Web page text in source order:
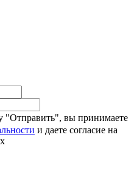
"Отправить", вы принимаете
и даете согласие на